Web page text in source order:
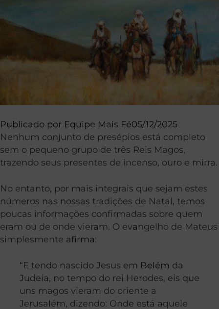
Publicado por Equipe Mais Fé05/12/2025
Nenhum conjunto de presépios está completo
sem o pequeno grupo de três Reis Magos,
trazendo seus presentes de incenso, ouro e mirra.
No entanto, por mais integrais que sejam estes
números nas nossas tradições de Natal, temos
poucas informações confirmadas sobre quem
eram ou de onde vieram. O evangelho de Mateus
simplesmente afirma:
“E tendo nascido Jesus em Belém da
Judeia, no tempo do rei Herodes, eis que
uns magos vieram do oriente a
Jerusalém, dizendo: Onde está aquele